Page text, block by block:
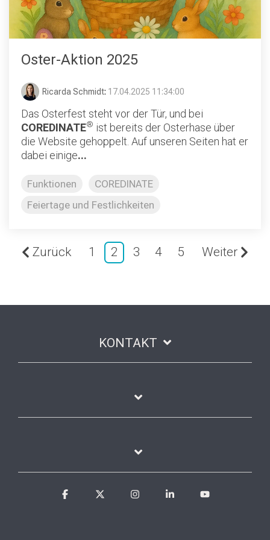
Oster-Aktion 2025
Ricarda Schmidt: 17.04.2025 11:34:00
Das Osterfest steht vor der Tür, und bei
COREDINATE® ist bereits der Osterhase über
die Website gehoppelt. Auf unseren Seiten hat er
dabei einige...
Funktionen
COREDINATE
Feiertage und Festlichkeiten
Zurück 1 2 3 4 5 Weiter
KONTAKT
Facebook InstagramLinkedin